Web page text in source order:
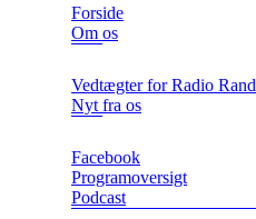
Forside
Om os
Vedtægter for Radio
Nyt fra os
Facebook
Programoversigt
Podcast